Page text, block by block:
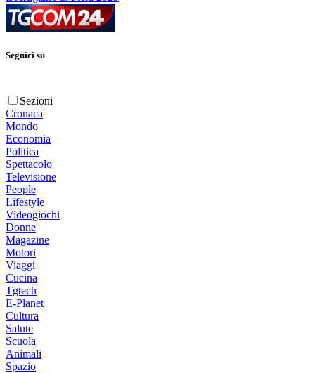
Seguici su
Sezioni
Cronaca
Mondo
Economia
Politica
Spettacolo
Televisione
People
Lifestyle
Videogiochi
Donne
Magazine
Motori
Viaggi
Cucina
Tgtech
E-Planet
Cultura
Salute
Scuola
Animali
Spazio